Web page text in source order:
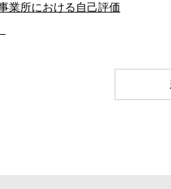
業所における自己評価